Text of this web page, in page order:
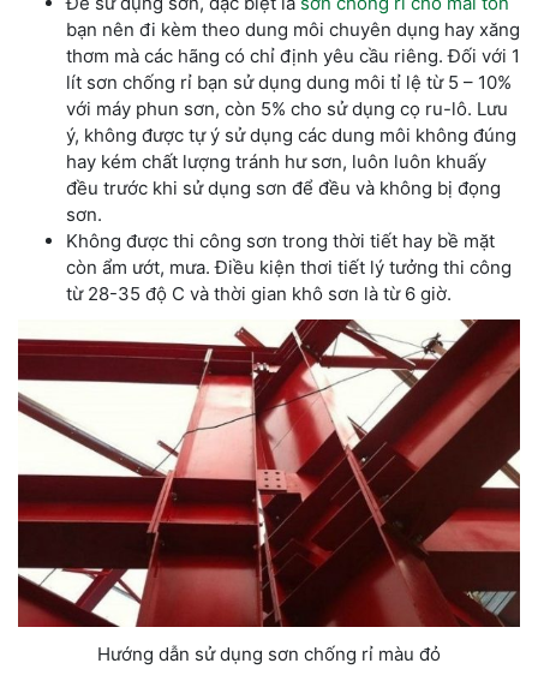
bạn nên đi kèm theo dung môi chuyên dụng hay xăng
thơm mà các hãng có chỉ định yêu cầu riêng. Đối với 1
lít sơn chống rỉ bạn sử dụng dung môi tỉ lệ từ 5 – 10%
với máy phun sơn, còn 5% cho sử dụng cọ ru-lô. Lưu
ý, không được tự ý sử dụng các dung môi không đúng
hay kém chất lượng tránh hư sơn, luôn luôn khuấy
đều trước khi sử dụng sơn để đều và không bị đọng
sơn.
Không được thi công sơn trong thời tiết hay bề mặt
còn ẩm ướt, mưa. Điều kiện thơi tiết lý tưởng thi công
từ 28-35 độ C và thời gian khô sơn là từ 6 giờ.
Hướng dẫn sử dụng sơn chống rỉ màu đỏ